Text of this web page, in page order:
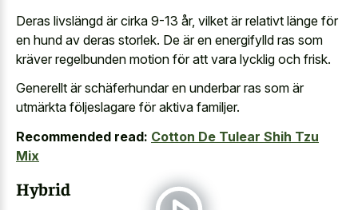
Deras livslängd är cirka 9-13 år, vilket är relativt länge för
en hund av deras storlek. De är en energifylld ras som
kräver regelbunden motion för att vara lycklig och frisk.
Generellt är schäferhundar en underbar ras som är
utmärkta följeslagare för aktiva familjer.
Recommended read: Cotton De Tulear Shih Tzu
Mix
Hybrid